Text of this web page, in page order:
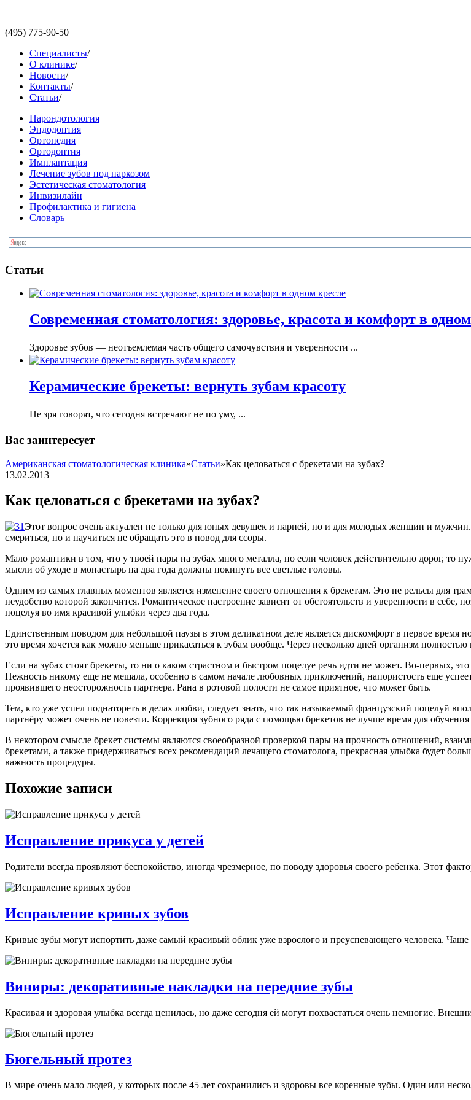
(495) 775-90-50
Специалисты/
О клинике/
Новости/
Контакты/
Статьи/
Парондотология
Эндодонтия
Ортопедия
Ортодонтия
Имплантация
Лечение зубов под наркозом
Эстетическая стоматология
Инвизилайн
Профилактика и гигиена
Словарь
Статьи
Современная стоматология: здоровье, красота и комфорт в
Здоровье зубов — неотъемлемая часть общего самочувствия и уверенности ...
Керамические брекеты: вернуть зубам красоту
Не зря говорят, что сегодня встречают не по уму, ...
Вас заинтересует
Американская стоматологическая клиника»Статьи»Как целоваться с брекетами на зубах?
13.02.2013
Как целоваться с брекетами на зубах?
Этот вопрос очень актуален не только для юных девушек и парней, но и для молодых женщин и
смериться, но и научиться не обращать это в повод для ссоры.
Мало романтики в том, что у твоей пары на зубах много металла, но если человек действительно дорог, то
мысли об уходе в монастырь на два года должны покинуть все светлые головы.
Одним из самых главных моментов является изменение своего отношения к брекетам. Это не рельсы для
неудобство которой закончится. Романтическое настроение зависит от обстоятельств и уверенности в
поцелуя во имя красивой улыбки через два года.
Единственным поводом для небольшой паузы в этом деликатном деле является дискомфорт в первое время
это время хочется как можно меньше прикасаться к зубам вообще. Через несколько дней организм
Если на зубах стоят брекеты, то ни о каком страстном и быстром поцелуе речь идти не может. Во-первых,
Нежность никому еще не мешала, особенно в самом начале любовных приключений, напористость еще
проявившего неосторожность партнера. Рана в ротовой полости не самое приятное, что может быть.
Тем, кто уже успел поднатореть в делах любви, следует знать, что так называемый французский поцелуй
партнёру может очень не повезти. Коррекция зубного ряда с помощью брекетов не лучше время для
В некотором смысле брекет системы являются своеобразной проверкой пары на прочность отношений,
брекетами, а также придерживаться всех рекомендаций лечащего стоматолога, прекрасная улыбка будет
важность процедуры.
Похожие записи
Исправление прикуса у детей
Родители всегда проявляют беспокойство, иногда чрезмерное, по поводу здоровья своего ребенка. Этот
Исправление кривых зубов
Кривые зубы могут испортить даже самый красивый облик уже взрослого и преуспевающего человека. Чаще
Виниры: декоративные накладки на передние зубы
Красивая и здоровая улыбка всегда ценилась, но даже сегодня ей могут похвастаться очень немногие.
Бюгельный протез
В мире очень мало людей, у которых после 45 лет сохранились и здоровы все коренные зубы. Один или